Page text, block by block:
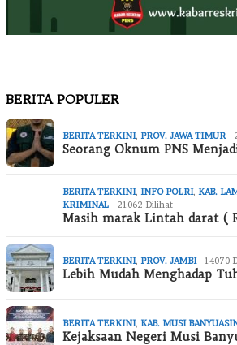
BERITA POPULER
BERITA TERKINI, PROV. JAWA TIMUR
Seorang Oknum PNS
BERITA TERKINI, INFO POLRI, KAB.
KRIMINAL
21062 Dilihat
Masih marak Lintah darat (
BERITA TERKINI, PROV. JAMBI 14070
Lebih Mudah Menghadap
BERITA TERKINI, KAB. MUSI
Kejaksaan Negeri Musi